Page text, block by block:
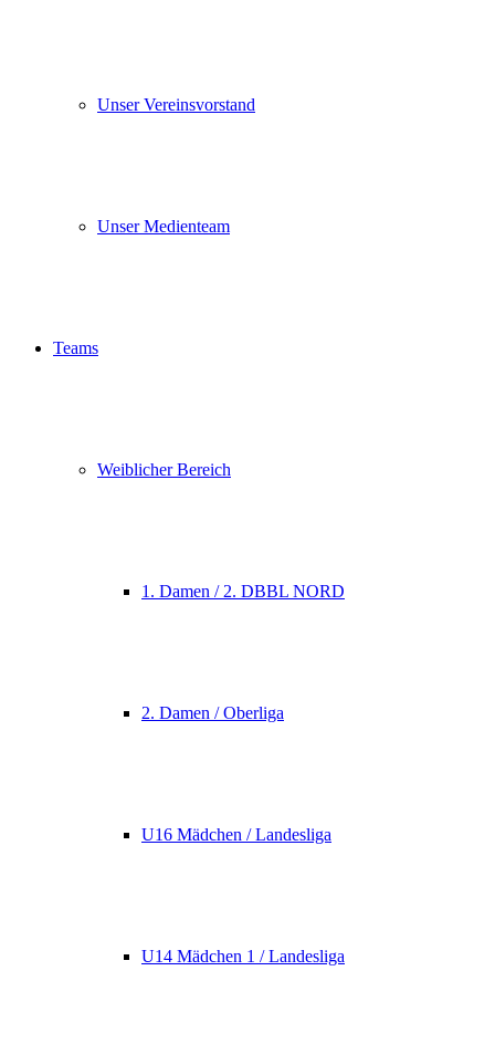
Unser Vereinsvorstand
Unser Medienteam
Teams
Weiblicher Bereich
1. Damen / 2. DBBL NORD
2. Damen / Oberliga
U16 Mädchen / Landesliga
U14 Mädchen 1 / Landesliga